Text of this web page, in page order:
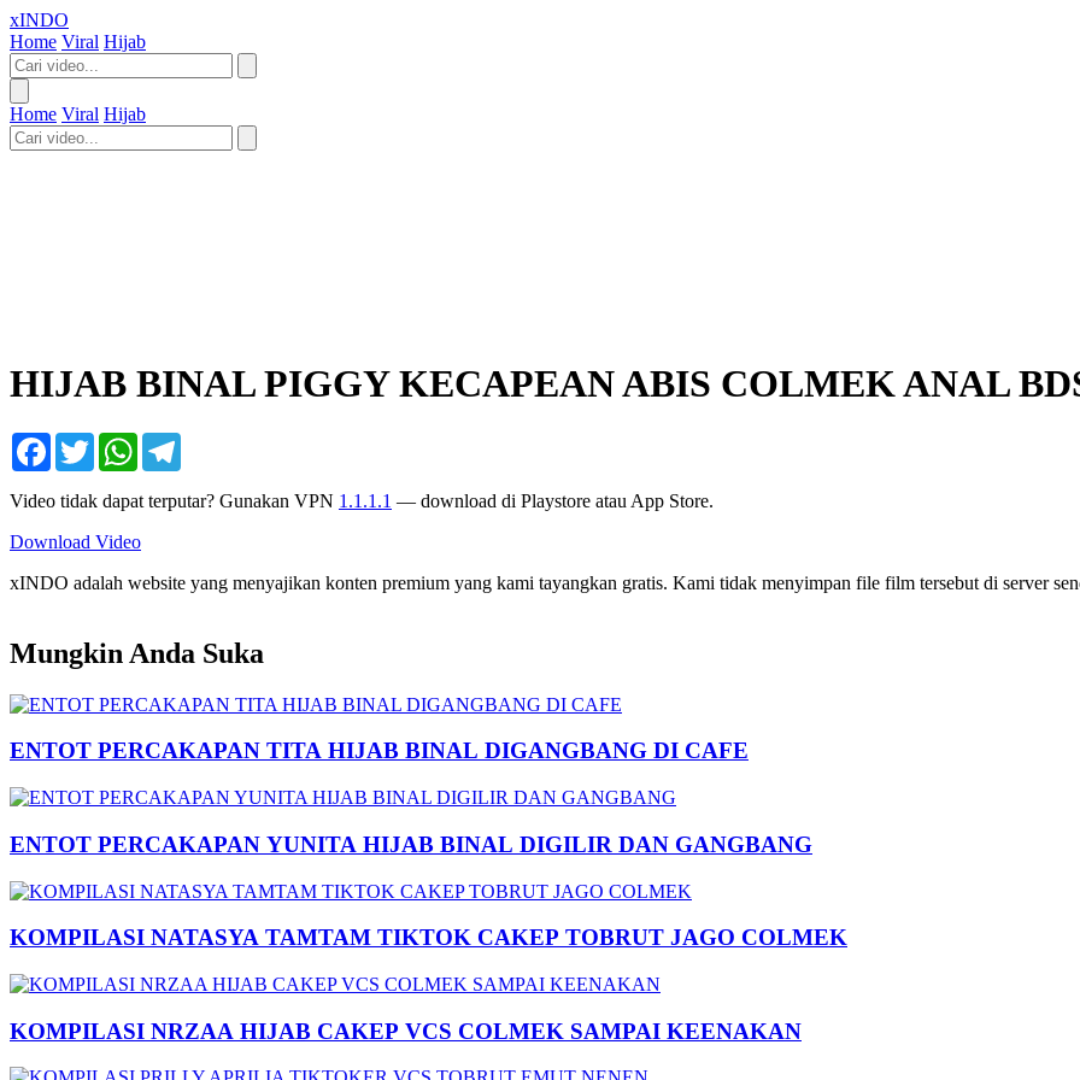
xINDO
Home Viral Hijab
Home Viral Hijab
HIJAB BINAL PIGGY KECAPEAN ABIS COLMEK ANAL
Facebook
TwitterWhatsApp
Video tidak dapat terputar? Gunakan VPN 1.1.1.1 — download di Playstore atau App Store.
Download Video
xINDO adalah website yang menyajikan konten premium yang kami tayangkan gratis. Kami tidak menyimpan file film tersebut di server
Mungkin Anda Suka
ENTOT PERCAKAPAN TITA HIJAB BINAL DIGANGBANG DI CAFE
ENTOT PERCAKAPAN YUNITA HIJAB BINAL DIGILIR DAN GANGBANG
KOMPILASI NATASYA TAMTAM TIKTOK CAKEP TOBRUT JAGO COLMEK
KOMPILASI NRZAA HIJAB CAKEP VCS COLMEK SAMPAI KEENAKAN